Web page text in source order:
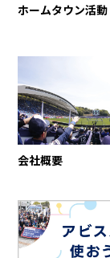
ホームタウン活動
会社概要